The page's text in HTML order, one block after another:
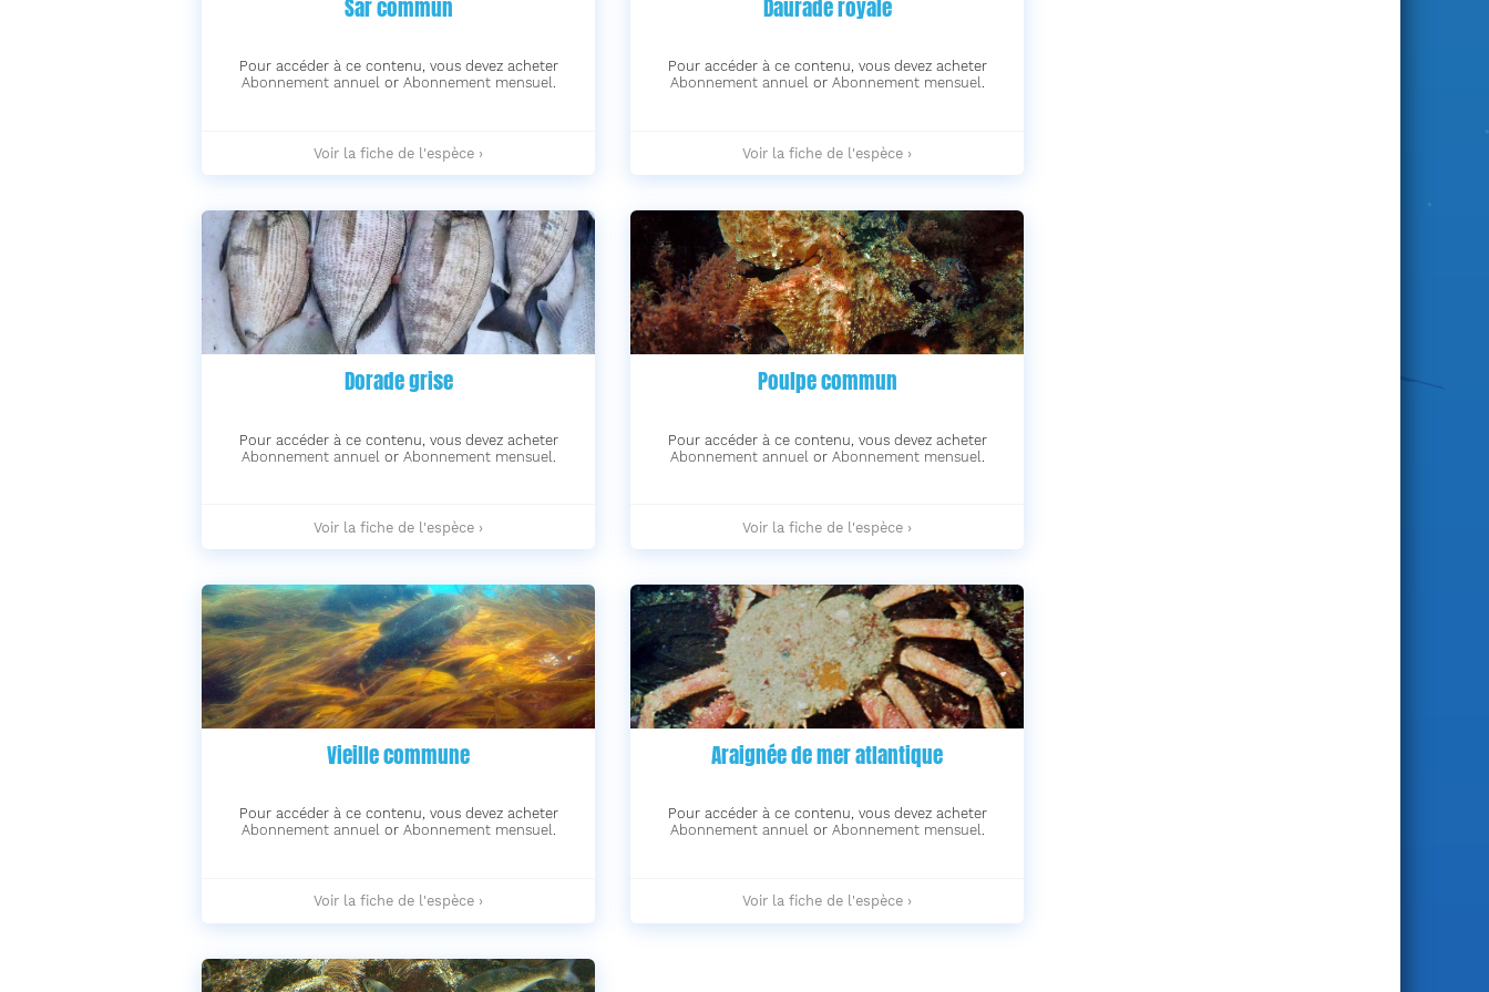
Sar commun
Pour accéder à ce contenu, vous devez acheter
Abonnement annuel or Abonnement mensuel
Sar
commun
Voir la fiche de l'espèce ›
Daurade royale
Pour accéder à ce contenu, vous devez acheter
Abonnement annuel or Abonnement mensuel
Daurade
royale
Voir la fiche de l'espèce ›
Dorade grise
Pour accéder à ce contenu, vous devez acheter
Abonnement annuel or Abonnement mensuel
Dorade
grise
Voir la fiche de l'espèce ›
Poulpe commun
Pour accéder à ce contenu, vous devez acheter
Abonnement annuel or Abonnement mensuel
Poulpe
commun
Voir la fiche de l'espèce ›
Vieille commune
Pour accéder à ce contenu, vous devez acheter
Abonnement annuelor Abonnement mensuel.
Vieille
commune
Voir la fiche de l'espèce ›
Araignée de mer atlantique
Pour accéder à ce contenu, vous devez acheter
Abonnement annuelor Abonnement mensuel.
Araignée
de
Voir la fiche de l'espèce ›